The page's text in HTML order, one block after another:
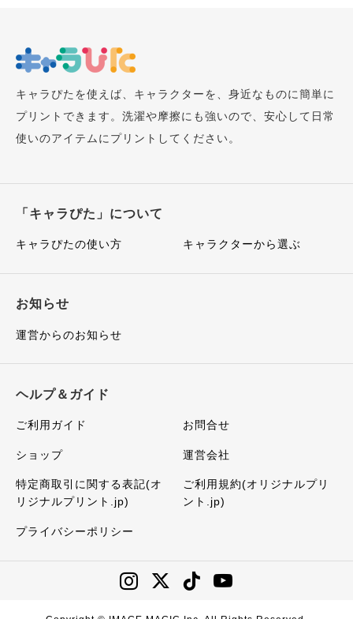
キャラぴたを使えば、キャラクターを、身近なものに簡単に
プリントできます。洗濯や摩擦にも強いので、安心して日常
使いのアイテムにプリントしてください。
「キャラぴた」について
キャラぴたの使い方 キャラクターから選ぶ
お知らせ
運営からのお知らせ
ヘルプ＆ガイド
ご利用ガイド お問合せ
ショップ 運営会社
特定商取引に関する表記(オ
リジナルプリント.jp)
ご利用規約(オリジナルプリ
ント.jp)
プライバシーポリシー